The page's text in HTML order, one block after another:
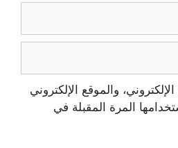
والموقع الإلكتروني
المرة المقبلة في